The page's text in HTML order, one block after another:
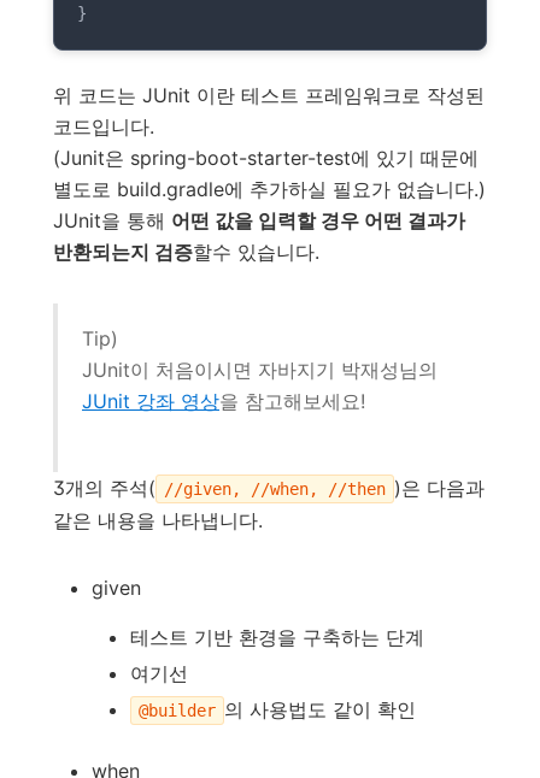
}
위 코드는 JUnit 이란 테스트 프레임워크로 작성된
코드입니다.
(Junit은 spring-boot-starter-test에 있기 때문에
별도로 build.gradle에 추가하실 필요가 없습니다.)
JUnit을 통해 어떤 값을 입력할 경우 어떤 결과가
반환되는지 검증할수 있습니다.
Tip)
JUnit이 처음이시면 자바지기 박재성님의
JUnit 강좌 영상을 참고해보세요!
3개의 주석( //given, //when, //then )은 다음과
같은 내용을 나타냅니다.
given
테스트 기반 환경을 구축하는 단계
여기선
@builder 의 사용법도 같이 확인
when